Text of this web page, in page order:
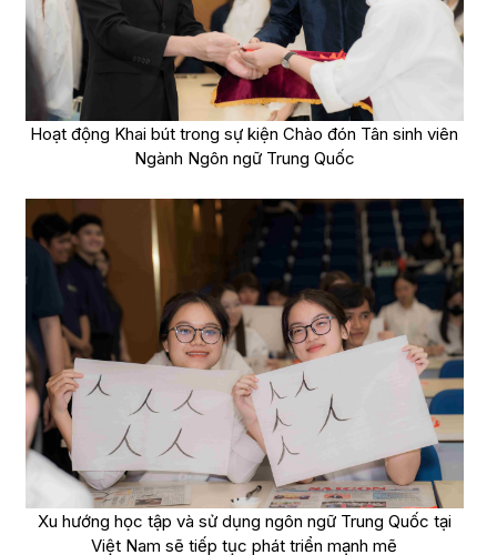
Hoạt động Khai bút trong sự kiện Chào đón Tân sinh viên
Ngành Ngôn ngữ Trung Quốc
Xu hướng học tập và sử dụng ngôn ngữ Trung Quốc tại
Việt Nam sẽ tiếp tục phát triển mạnh mẽ